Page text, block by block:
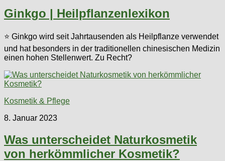
Ginkgo | Heilpflanzenlexikon
⭐ Ginkgo wird seit Jahrtausenden als Heilpflanze verwendet
und hat besonders in der traditionellen chinesischen Medizin
einen hohen Stellenwert. Zu Recht?
Kosmetik & Pflege
8. Januar 2023
Was unterscheidet Naturkosmetik
von herkömmlicher Kosmetik?